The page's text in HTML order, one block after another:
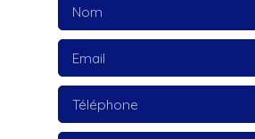
Nom
Email
Téléphone